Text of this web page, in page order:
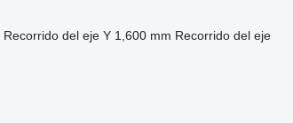
Recorrido del eje Y 1,600 mm Recorrido del eje